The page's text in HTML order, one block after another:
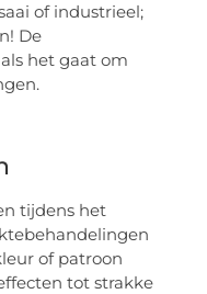
of industrieel;
De
het gaat om
tijdens het
of patroon
tot strakke